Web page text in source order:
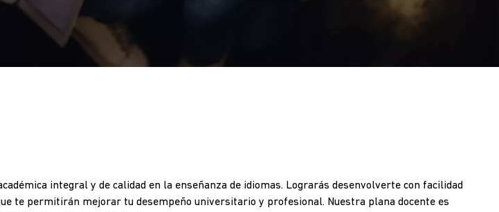
integral y de calidad en la enseñanza de idiomas. Lograrás desenvolverte con facilidad
te permitirán mejorar tu desempeño universitario y profesional. Nuestra plana docente es